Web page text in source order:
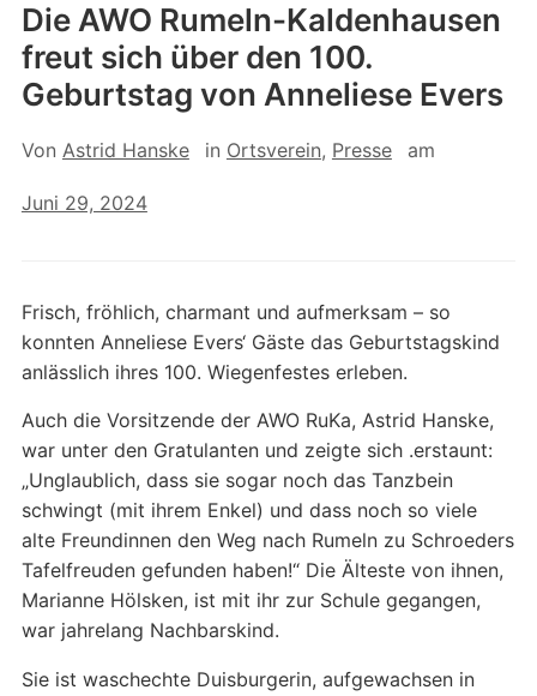
Die AWO Rumeln-Kaldenhausen
freut sich über den 100.
Geburtstag von Anneliese Evers
Von Astrid Hanske in Ortsverein, Presse am
Juni 29, 2024
Frisch, fröhlich, charmant und aufmerksam – so
konnten Anneliese Evers‘ Gäste das Geburtstagskind
anlässlich ihres 100. Wiegenfestes erleben.
Auch die Vorsitzende der AWO RuKa, Astrid Hanske,
war unter den Gratulanten und zeigte sich .erstaunt:
„Unglaublich, dass sie sogar noch das Tanzbein
schwingt (mit ihrem Enkel) und dass noch so viele
alte Freundinnen den Weg nach Rumeln zu Schroeders
Tafelfreuden gefunden haben!“ Die Älteste von ihnen,
Marianne Hölsken, ist mit ihr zur Schule gegangen,
war jahrelang Nachbarskind.
Sie ist waschechte Duisburgerin, aufgewachsen in